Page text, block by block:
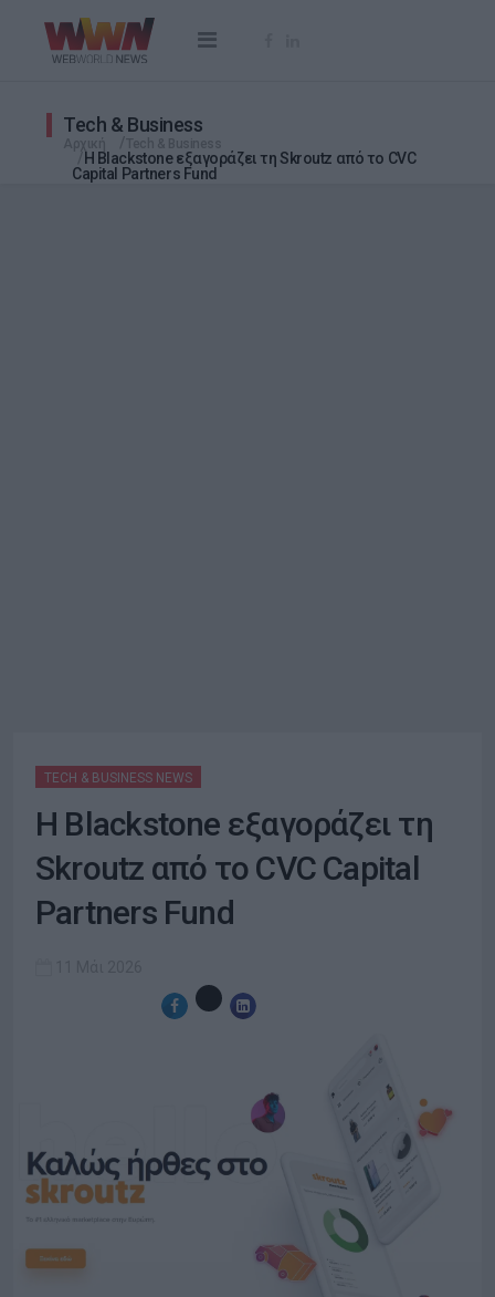
Tech & Business
H Blackstone εξαγοράζει τη Skroutz από τo CVC
Capital Partners Fund
TECH & BUSINESS NEWS
H Blackstone εξαγοράζει τη
Skroutz από τo CVC Capital
Partners Fund